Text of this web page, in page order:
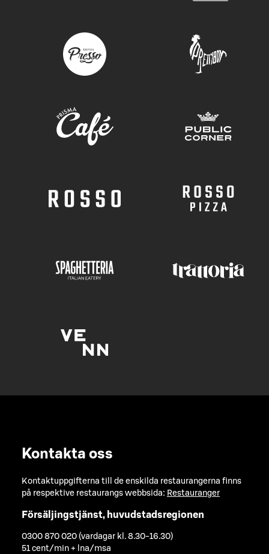
Kontakta oss
Kontaktuppgifterna till de enskilda restaurangerna finns
på respektive restaurangs webbsida: Restauranger
Försäljingstjänst, huvudstadsregionen
0300 870 020 (vardagar kl. 8.30-16.30)
51 cent/min + lna/msa